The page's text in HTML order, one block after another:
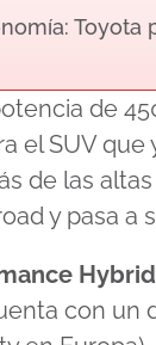
de
el SUV
de las
y pasa a
Hybrid
con un